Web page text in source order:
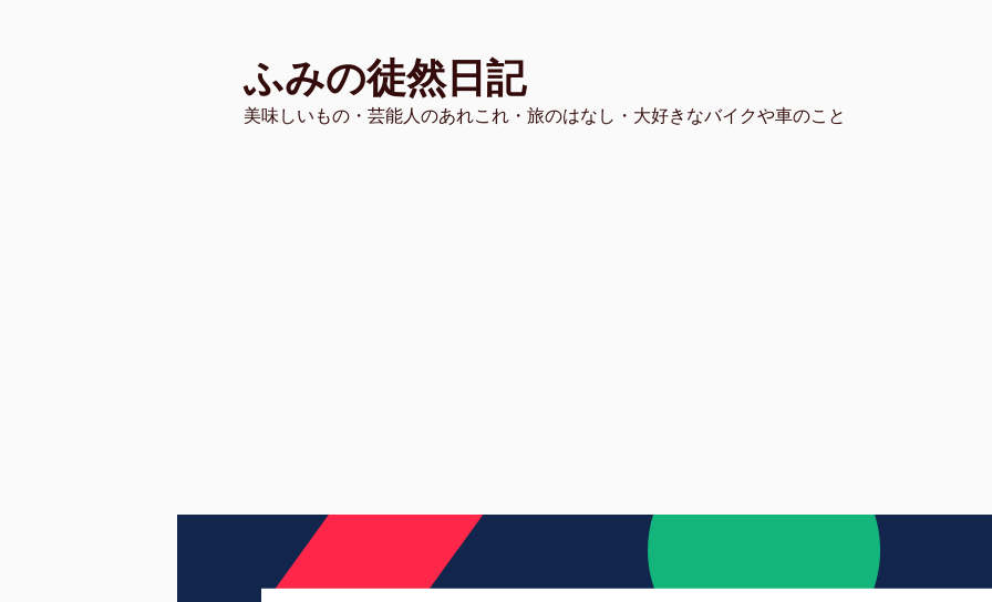
ふみの徒然日記
美味しいもの・芸能人のあれこれ・旅のはなし・大好きなバイクや車のこと